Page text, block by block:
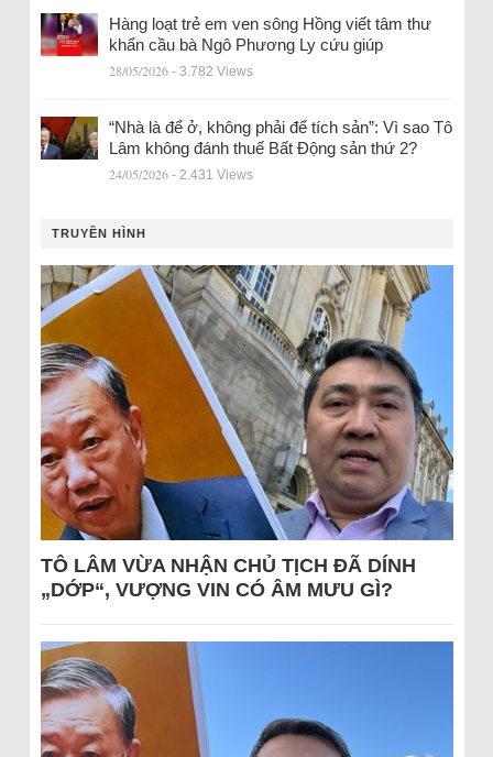
Hàng loạt trẻ em ven sông Hồng viết tâm thư
khẩn cầu bà Ngô Phương Ly cứu giúp
28/05/2026 - 3.782 Views
“Nhà là để ở, không phải để tích sản”: Vì sao Tô
Lâm không đánh thuế Bất Động sản thứ 2?
24/05/2026 - 2.431 Views
TRUYỀN HÌNH
TÔ LÂM VỪA NHẬN CHỦ TỊCH ĐÃ DÍNH
„DỚP“, VƯỢNG VIN CÓ ÂM MƯU GÌ?